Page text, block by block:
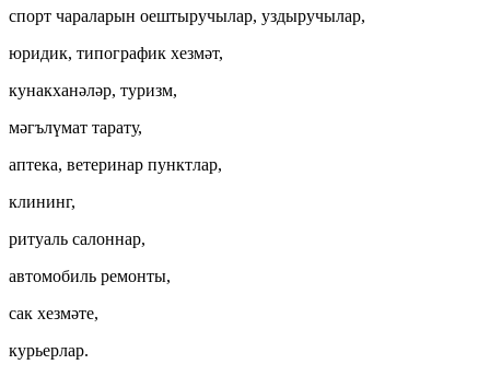
спорт чараларын оештыручылар, уздыручылар,
юридик, типографик хезмәт,
кунакханәләр, туризм,
мәгълүмат тарату,
аптека, ветеринар пунктлар,
клининг,
ритуаль салоннар,
автомобиль ремонты,
сак хезмәте,
курьерлар.